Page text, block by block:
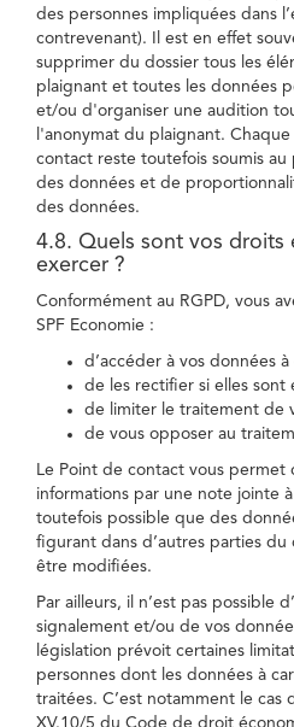
des personnes impliquées dans
contrevenant). Il est en effet
supprimer du dossier tous les
plaignant et toutes les données
et/ou d'organiser une audition
l'anonymat du plaignant.
contact reste toutefois soumis
des données et de
des données.
4.8. Quels sont vos droits
exercer ?
Conformément au RGPD, vous
SPF Economie :
d’accéder à vos données
de les rectifier si elles sont
de limiter le traitement de
de vous opposer au
Le Point de contact vous permet
informations par une note jointe
toutefois possible que des
figurant dans d’autres parties du
être modifiées.
Par ailleurs, il n’est pas possible
signalement et/ou de vos
législation prévoit certaines
personnes dont les données à
traitées. C’est notamment le cas
XV.10/5 du Code de droit